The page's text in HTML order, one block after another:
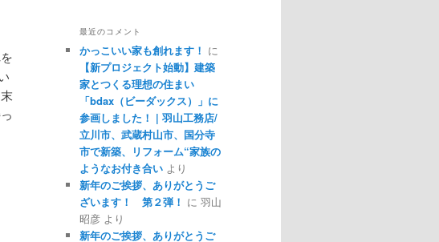
最近のコメント
かっこいい家も創れます！ に
【新プロジェクト始動】建築
家とつくる理想の住まい
「bdax（ビーダックス）」に
参画しました！ | 羽山工務店/
立川市、武蔵村山市、国分寺
市で新築、リフォーム“家族の
ようなお付き合い より
新年のご挨拶、ありがとうご
ざいます！ 第２弾！ に羽山
昭彦 より
新年のご挨拶、ありがとうご